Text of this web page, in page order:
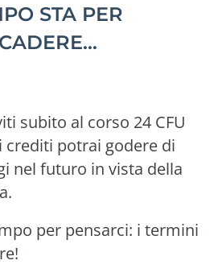
STA PER
subito al corso 24 CFU
crediti potrai godere di
nel futuro in vista della
per pensarci: i termini